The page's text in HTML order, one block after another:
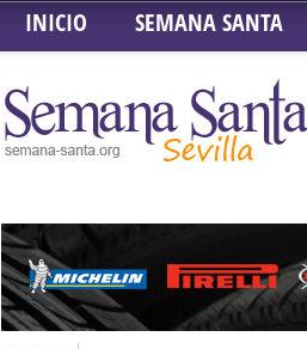
INICIO SEMANA SANTA
Misa Solemne en honor a